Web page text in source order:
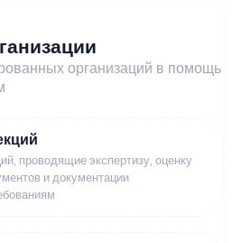
организаций в помощь
проводящие экспертизу, оценку
и документации